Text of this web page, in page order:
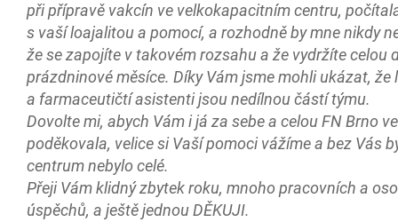
při přípravě vakcín ve velkokapacitním centru,
s vaší loajalitou a pomocí, a rozhodně by mne nikdy
že se zapojíte v takovém rozsahu a že vydržíte celou
prázdninové měsíce. Díky Vám jsme mohli ukázat, že
a farmaceutičtí asistenti jsou nedílnou částí týmu.
Dovolte mi, abych Vám i já za sebe a celou FN Brno
poděkovala, velice si Vaší pomoci vážíme a bez Vás
centrum nebylo celé.
Přeji Vám klidný zbytek roku, mnoho pracovních a
úspěchů, a ještě jednou DĚKUJI.